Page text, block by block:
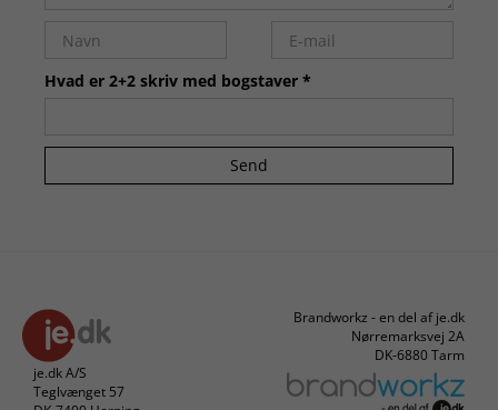
Hvad er 2+2 skriv med bogstaver *
Send
je.dk A/S
Teglvænget 57
Brandworkz - en del af je.dk
Nørremarksvej 2A
DK-6880 Tarm